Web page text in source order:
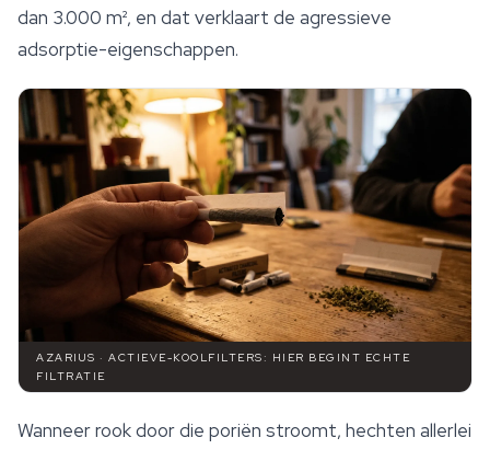
dan 3.000 m², en dat verklaart de agressieve
adsorptie-eigenschappen.
AZARIUS · ACTIEVE-KOOLFILTERS: HIER BEGINT ECHTE
FILTRATIE
Wanneer rook door die poriën stroomt, hechten allerlei